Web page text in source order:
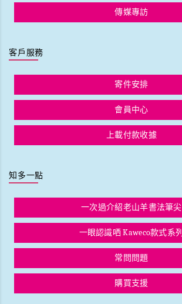
傳媒專訪
客戶服務
寄件安排
會員中心
上載付款收據
知多一點
一次過介紹老山羊書法筆尖
一眼認識哂 Kaweco款式系列
常問問題
購買支援